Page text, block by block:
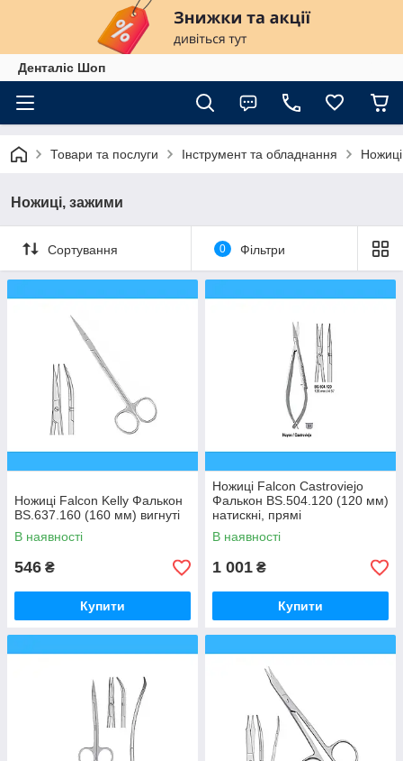
Денталіс Шоп
Товари та послуги Інструмент та обладнання
Ножиці, зажими
Сортування 0 Фільтри
Ножиці Falcon Kelly Фалькон
BS.637.160 (160 мм) вигнуті
В наявності
546 ₴
Купити
Ножиці Falcon Castroviejo
Фалькон BS.504.120 (120 мм)
натискні, прямі
В наявності
1 001 ₴
Купити